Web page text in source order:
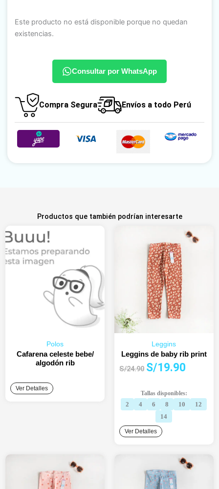
Este producto no está disponible porque no quedan
existencias.
Consultar por WhatsApp
Compra Segura Envíos a todo Perú
Productos que también podrían interesarte
Polos
Cafarena celeste bebe/
algodón rib
Ver Detalles
Leggins
Leggins de baby rib print
S/24.90
El
era:
S/24.90.
S/19.90
es:
S/19.90.
Tallas disponibles:
2 4 6 8 10
12
14
Ver Detalles